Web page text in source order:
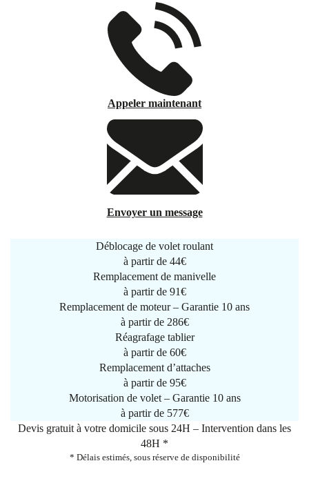
Appeler maintenant
Envoyer un message
Déblocage de volet roulant
à partir de 44€
Remplacement de manivelle
à partir de 91€
Remplacement de moteur – Garantie 10 ans
à partir de 286€
Réagrafage tablier
à partir de 60€
Remplacement d’attaches
à partir de 95€
Motorisation de volet – Garantie 10 ans
à partir de 577€
Devis gratuit à votre domicile sous 24H – Intervention dans les
48H *
* Délais estimés, sous réserve de disponibilité